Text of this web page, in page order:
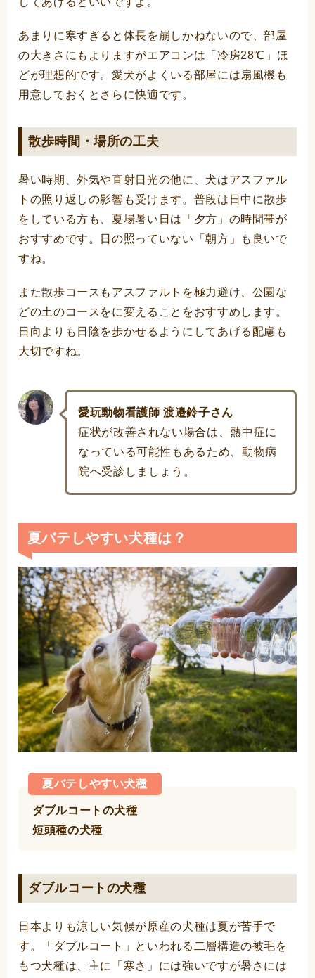
あまりに寒すぎると体長を崩しかねないので、部屋
の大きさにもよりますがエアコンは「冷房28℃」ほ
どが理想的です。愛犬がよくいる部屋には扇風機も
用意しておくとさらに快適です。
散歩時間・場所の工夫
暑い時期、外気や直射日光の他に、犬はアスファル
トの照り返しの影響も受けます。普段は日中に散歩
をしている方も、夏場暑い日は「夕方」の時間帯が
おすすめです。日の照っていない「朝方」も良いで
すね。
また散歩コースもアスファルトを極力避け、公園な
どの土のコースをに変えることをおすすめします。
日向よりも日陰を歩かせるようにしてあげる配慮も
大切ですね。
愛玩動物看護師 渡邉鈴子さん
症状が改善されない場合は、熱中症に
なっている可能性もあるため、動物病
院へ受診しましょう。
夏バテしやすい犬種は？
夏バテしやすい犬種
ダブルコートの犬種
短頭種の犬種
ダブルコートの犬種
日本よりも涼しい気候が原産の犬種は夏が苦手で
す。「ダブルコート」といわれる二層構造の被毛を
もつ犬種は、主に「寒さ」には強いですが暑さには